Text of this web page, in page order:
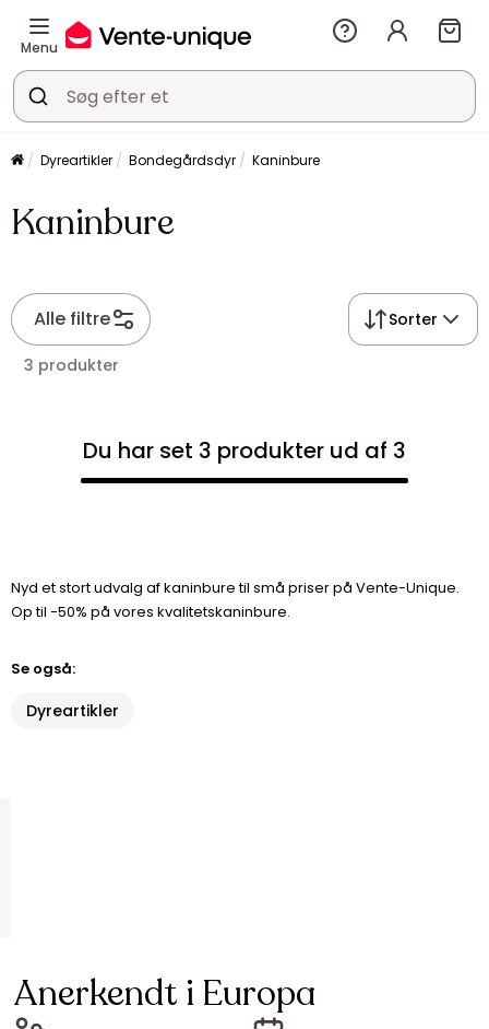
Menu
Dyreartikler Bondegårdsdyr Kaninbure
Kaninbure
Alle filtre Sorter
3 produkter
Du har set 3 produkter ud af 3
Nyd et stort udvalg af kaninbure til små priser på Vente-Unique.
Op til -50% på vores kvalitetskaninbure.
Se også:
Dyreartikler
Anerkendt i Europa